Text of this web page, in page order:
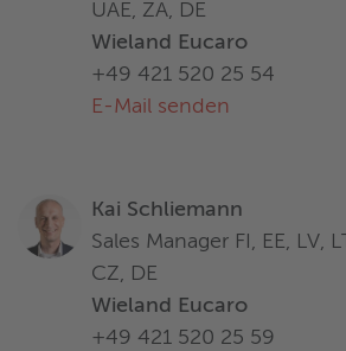
UAE, ZA, DE
Wieland Eucaro
+49 421 520 25 54
E-Mail senden
Kai Schliemann
Sales Manager FI, EE, LV,
CZ, DE
Wieland Eucaro
+49 421 520 25 59